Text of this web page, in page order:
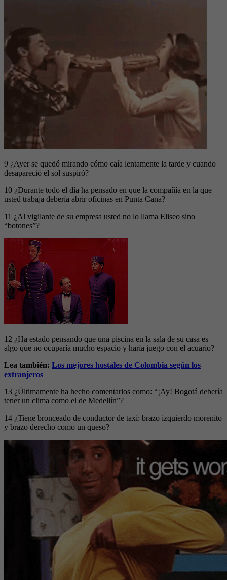
9 ¿Ayer se quedó mirando cómo caía lentamente la tarde y cuando
desapareció el sol suspiró?
10 ¿Durante todo el día ha pensado en que la compañía en la que
usted trabaja debería abrir oficinas en Punta Cana?
11 ¿Al vigilante de su empresa usted no lo llama Eliseo sino
“botones”?
12 ¿Ha estado pensando que una piscina en la sala de su casa es
algo que no ocuparía mucho espacio y haría juego con el acuario?
Lea también: Los mejores hostales de Colombia según los
extranjeros
13 ¿Últimamente ha hecho comentarios como: “¡Ay! Bogotá debería
tener un clima como el de Medellín”?
14 ¿Tiene bronceado de conductor de taxi: brazo izquierdo morenito
y brazo derecho como un queso?